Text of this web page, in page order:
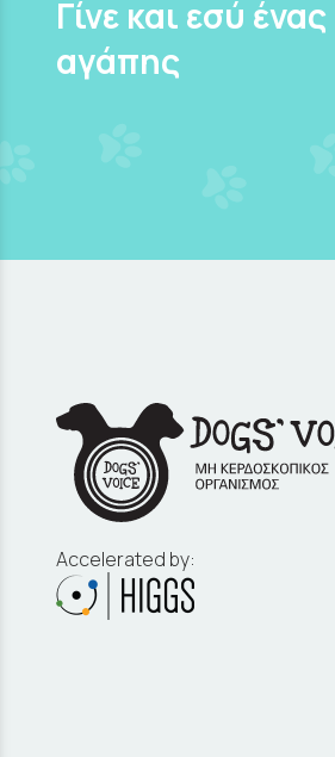
Γίνε και εσύ
αγάπης
Accelerated by: